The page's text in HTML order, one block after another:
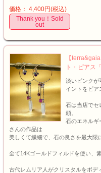
価格： 4,400円(税込)
Thank you！Sold
out
【
ト・ピアス
淡いピンクが
イントをピア
石は当店でセ
頼。
石のエネルギ
さんの作品は
美しくて繊細で、石の良さを最大限
全て14Kゴールドフィルドを使い、
古代レムリア人がクリスタルをボデ